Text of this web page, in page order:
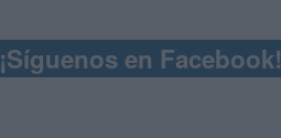
¡Síguenos en Facebook!